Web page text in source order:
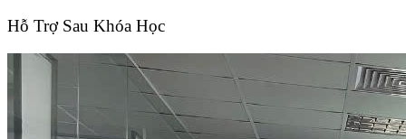
Hỗ Trợ Sau Khóa Học